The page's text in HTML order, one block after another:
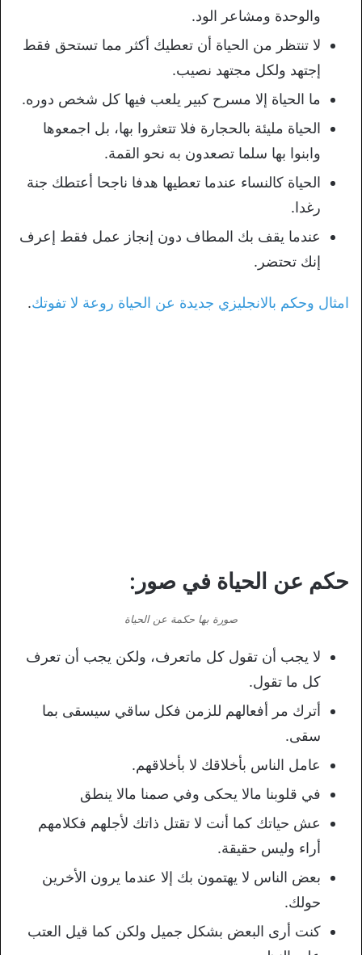
والوحدة ومشاعر الود.
لا تنتظر من الحياة أن تعطيك أكثر مما تستحق فقط
إجتهد ولكل مجتهد نصيب.
ما الحياة إلا مسرح كبير يلعب فيها كل شخص دوره.
الحياة مليئة بالحجارة فلا تتعثروا بها، بل اجمعوها
وابنوا بها سلما تصعدون به نحو القمة.
الحياة كالنساء عندما تعطيها هدفا ناجحا أعتطك جنة
رغدا.
عندما يقف بك المطاف دون إنجاز عمل فقط إعرف
إنك تحتضر.
امثال وحكم بالانجليزي جديدة عن الحياة روعة لا تفوتك.
حكم عن الحياة في صور:
صورة بها حكمة عن الحياة
لا يجب أن تقول كل ماتعرف، ولكن يجب أن تعرف
كل ما تقول.
أترك مر أفعالهم للزمن فكل ساقي سيسقى بما
سقى.
عامل الناس بأخلاقك لا بأخلاقهم.
في قلوبنا مالا يحكى وفي صمنا مالا ينطق
عش حياتك كما أنت لا تقتل ذاتك لأجلهم فكلامهم
أراء وليس حقيقة.
بعض الناس لا يهتمون بك إلا عندما يرون الأخرين
حولك.
كنت أرى البعض بشكل جميل ولكن كما قيل العتب